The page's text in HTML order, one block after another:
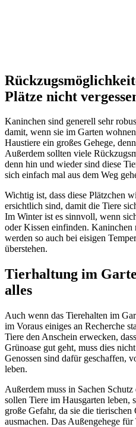
Plätze nicht
Kaninchen sind generell sehr
damit, wenn sie im Garten
Haustiere ein großes Gehege,
Außerdem sollten viele
denn hin und wieder sind diese
sich einfach mal aus dem Weg
Wichtig ist, dass diese Plätzchen
ersichtlich sind, damit die Tiere
Im Winter ist es sinnvoll, wenn
oder Kissen einfinden. Kaninchen
werden so auch bei eisigen
überstehen.
Tierhaltung im
alles
Auch wenn das Tierehalten im
im Voraus einiges an Recherche
Tiere den Anschein erwecken,
Grünoase gut geht, muss dies
Genossen sind dafür geschaffen,
leben.
Außerdem muss in Sachen
sollen Tiere im Hausgarten leben,
große Gefahr, da sie die
ausmachen. Das Außengehege für